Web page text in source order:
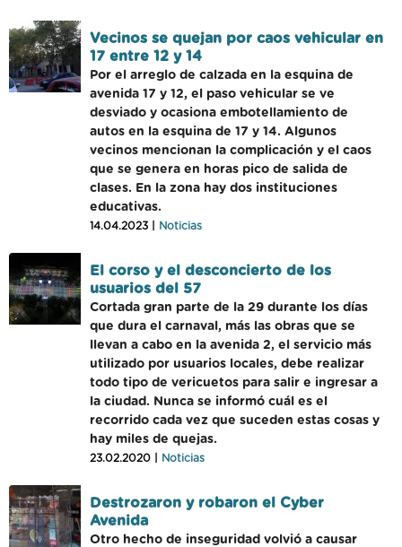
Vecinos se quejan por caos vehicular en
17 entre 12 y 14
Por el arreglo de calzada en la esquina de
avenida 17 y 12, el paso vehicular se ve
desviado y ocasiona embotellamiento de
autos en la esquina de 17 y 14. Algunos
vecinos mencionan la complicación y el caos
que se genera en horas pico de salida de
clases. En la zona hay dos instituciones
educativas.
14.04.2023 | Noticias
El corso y el desconcierto de los
usuarios del 57
Cortada gran parte de la 29 durante los días
que dura el carnaval, más las obras que se
llevan a cabo en la avenida 2, el servicio más
utilizado por usuarios locales, debe realizar
todo tipo de vericuetos para salir e ingresar a
la ciudad. Nunca se informó cuál es el
recorrido cada vez que suceden estas cosas y
hay miles de quejas.
23.02.2020 | Noticias
Destrozaron y robaron el Cyber
Avenida
Otro hecho de inseguridad volvió a causar